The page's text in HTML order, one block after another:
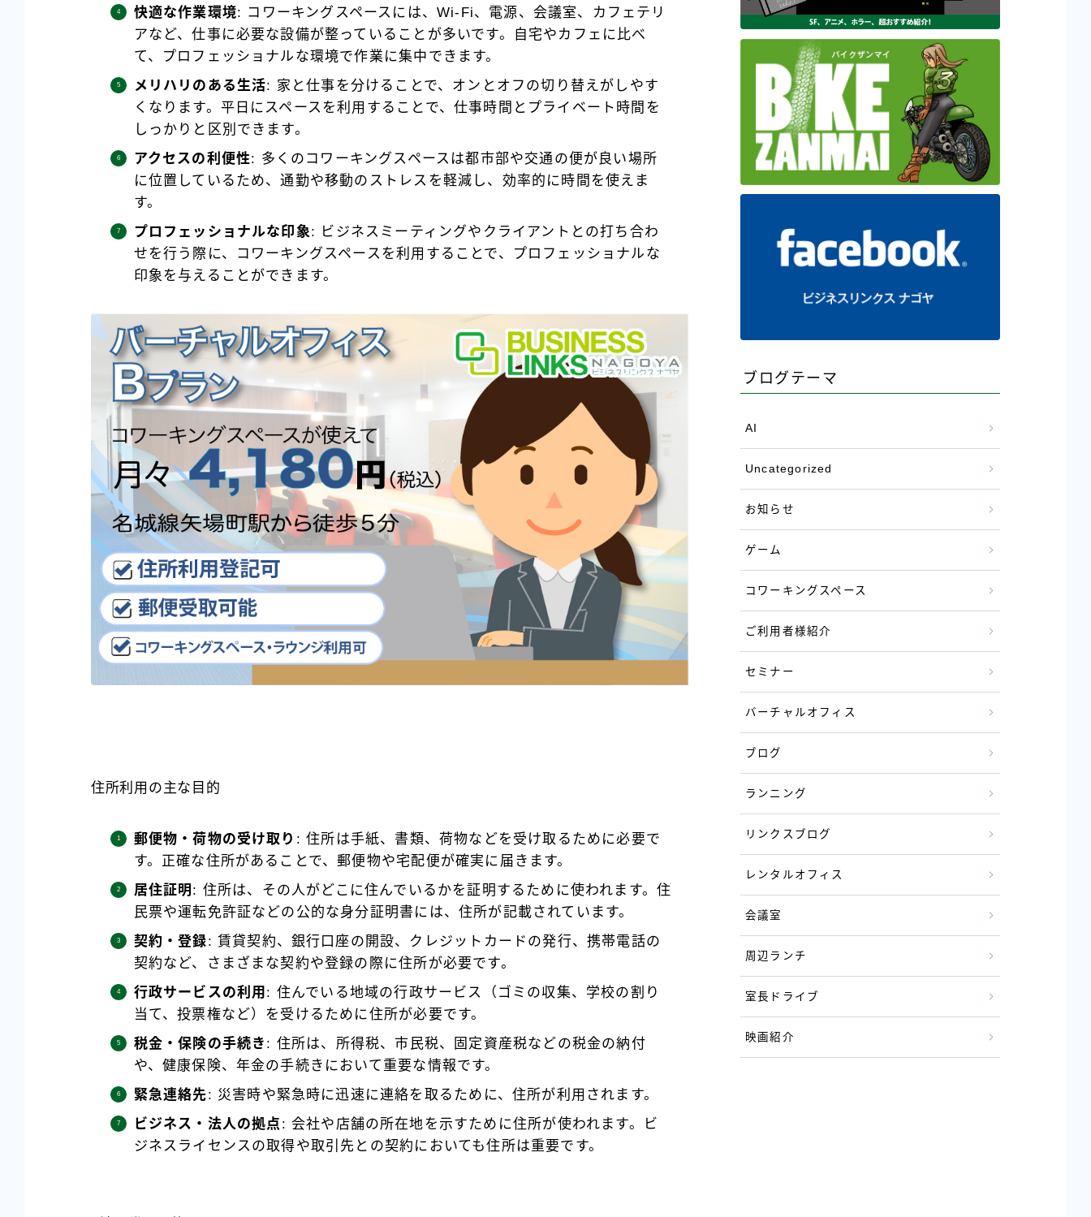
快適な作業環境: コワーキングスペースには、Wi-Fi、電源、会議室、カフェテリ
アなど、仕事に必要な設備が整っていることが多いです。自宅やカフェに比べ
て、プロフェッショナルな環境で作業に集中できます。
メリハリのある生活: 家と仕事を分けることで、オンとオフの切り替えがしやす
くなります。平日にスペースを利用することで、仕事時間とプライベート時間を
しっかりと区別できます。
アクセスの利便性: 多くのコワーキングスペースは都市部や交通の便が良い場所
に位置しているため、通勤や移動のストレスを軽減し、効率的に時間を使えま
す。
プロフェッショナルな印象: ビジネスミーティングやクライアントとの打ち合わ
せを行う際に、コワーキングスペースを利用することで、プロフェッショナルな
印象を与えることができます。
住所利用の主な目的
郵便物・荷物の受け取り : 住所は手紙、書類、荷物などを受け取るために必要で
す。正確な住所があることで、郵便物や宅配便が確実に届きます。
居住証明 : 住所は、その人がどこに住んでいるかを証明するために使われます。住
民票や運転免許証などの公的な身分証明書には、住所が記載されています。
契約・登録: 賃貸契約、銀行口座の開設、クレジットカードの発行、携帯電話の
契約など、さまざまな契約や登録の際に住所が必要です。
行政サービスの利用 : 住んでいる地域の行政サービス（ゴミの収集、学校の割り
当て、投票権など）を受けるために住所が必要です。
税金・保険の手続き : 住所は、所得税、市民税、固定資産税などの税金の納付
や、健康保険、年金の手続きにおいて重要な情報です。
緊急連絡先: 災害時や緊急時に迅速に連絡を取るために、住所が利用されます。
ビジネス・法人の拠点 : 会社や店舗の所在地を示すために住所が使われます。ビ
ジネスライセンスの取得や取引先との契約においても住所は重要です。
ブログテーマ
AI
Uncategorized
お知らせ
ゲーム
コワーキングスペース
ご利用者様紹介
セミナー
バーチャルオフィス
ブログ
ランニング
リンクスブログ
レンタルオフィス
会議室
周辺ランチ
室長ドライブ
映画紹介